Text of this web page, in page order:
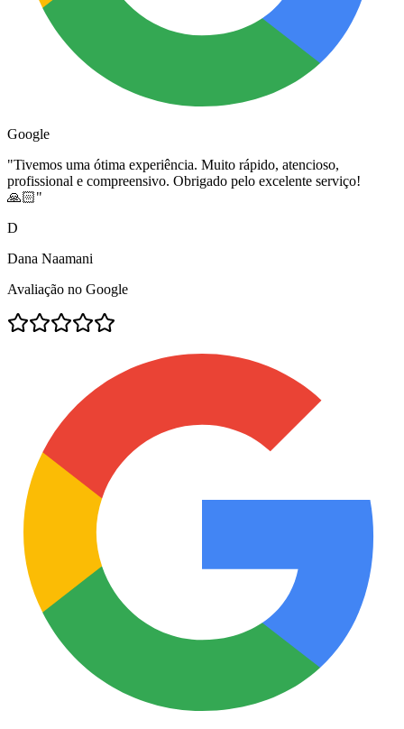
Google
"Tivemos uma ótima experiência. Muito rápido, atencioso,
profissional e compreensivo. Obrigado pelo excelente serviço!
🙏🏻"
D
Dana Naamani
Avaliação no Google